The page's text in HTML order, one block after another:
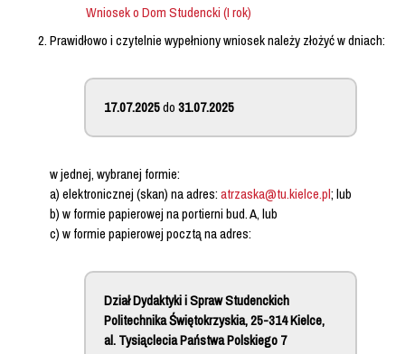
Wniosek o Dom Studencki (I rok)
Prawidłowo i czytelnie wypełniony wniosek należy złożyć w dniach:
17.07.2025do31.07.2025
w jednej, wybranej formie:
a) elektronicznej (skan) na adres:atrzaska@tu.kielce.pl; lub
b) w formie papierowej na portierni bud. A, lub
c) w formie papierowej pocztą na adres:
Dział Dydaktyki i Spraw Studenckich
Politechnika Świętokrzyskia, 25-314 Kielce,
al. Tysiąclecia Państwa Polskiego 7